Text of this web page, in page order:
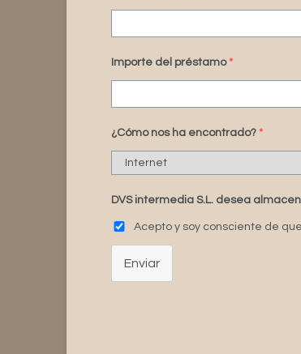
Importe del préstamo *
¿Cómo nos ha encontrado? *
DVS intermedia S.L. desea
Acepto y soy consciente de
Enviar